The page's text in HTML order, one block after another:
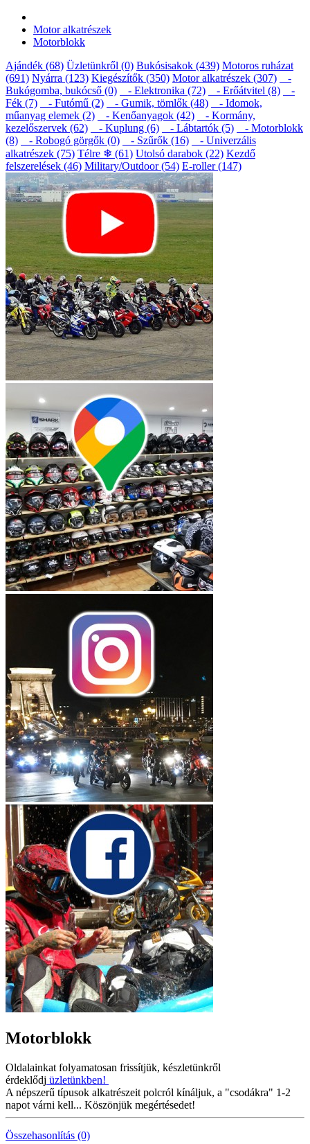
Motor alkatrészek
Motorblokk
Ajándék (68) Üzletünkről (0) Bukósisakok (439) Motoros ruházat
(691) Nyárra (123) Kiegészítők (350) Motor alkatrészek (307)
-
Bukógomba, bukócső (0)
- Elektronika (72) - Erőátvitel (8)
-
Fék (7)
- Futómű (2) - Gumik, tömlők (48)
- Idomok,
műanyag elemek (2)
- Kenőanyagok (42)
- Kormány,
kezelőszervek (62)
- Kuplung (6) - Lábtartók (5)
- Motorblokk
(8)
- Robogó görgők (0) - Szűrők (16)
- Univerzális
alkatrészek (75) Télre ❄ (61) Utolsó darabok (22) Kezdő
felszerelések (46) Military/Outdoor (54) E-roller (147)
Motorblokk
Oldalainkat folyamatosan frissítjük, készletünkről
érdeklődj üzletünkben!
A népszerű típusok alkatrészeit polcról kínáljuk, a "csodákra" 1-2
napot várni kell... Köszönjük megértésedet!
Összehasonlítás (0)